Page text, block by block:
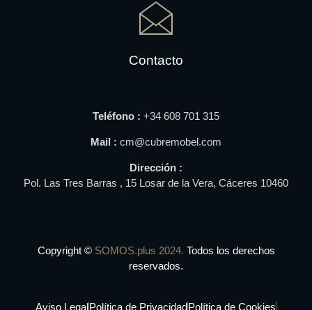
Contacto
Teléfono : +34 608 701 315
Mail : cm@cubremobel.com
Dirección :
Pol. Las Tres Barras , 15 Losar de la Vera, Cáceres 10460
Copyright © SOMOS.plus 2024. Todos los derechos
reservados.
Aviso LegalPolítica de PrivacidadPolítica de Cookies